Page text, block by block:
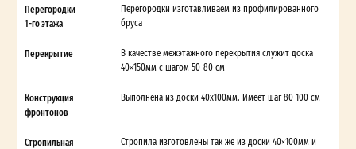
Перегородки
1-го этажа
Перегородки изготавливаем из профилированного
бруса
Перекрытие
В качестве межэтажного перекрытия служит доска
40×150мм с шагом 50-80 см
Конструкция
фронтонов
Выполнена из доски 40х100мм. Имеет шаг 80-100 см
Стропильная
Стропила изготовлены так же из доски 40×100мм и